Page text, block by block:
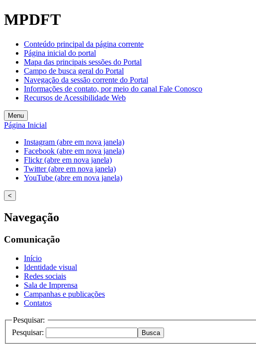
MPDFT
Conteúdo principal da página corrente
Página inicial do portal
Mapa das principais sessões do Portal
Campo de busca geral do Portal
Navegação da sessão corrente do Portal
Informações de contato, por meio do canal Fale Conosco
Recursos de Acessibilidade Web
Menu
Página Inicial
Instagram (abre em nova janela)
Facebook (abre em nova janela)
Flickr (abre em nova janela)
Twitter (abre em nova janela)
YouTube (abre em nova janela)
<
Navegação
Comunicação
Início
Identidade visual
Redes sociais
Sala de Imprensa
Campanhas e publicações
Contatos
Pesquisar:
Pesquisar:
Busca